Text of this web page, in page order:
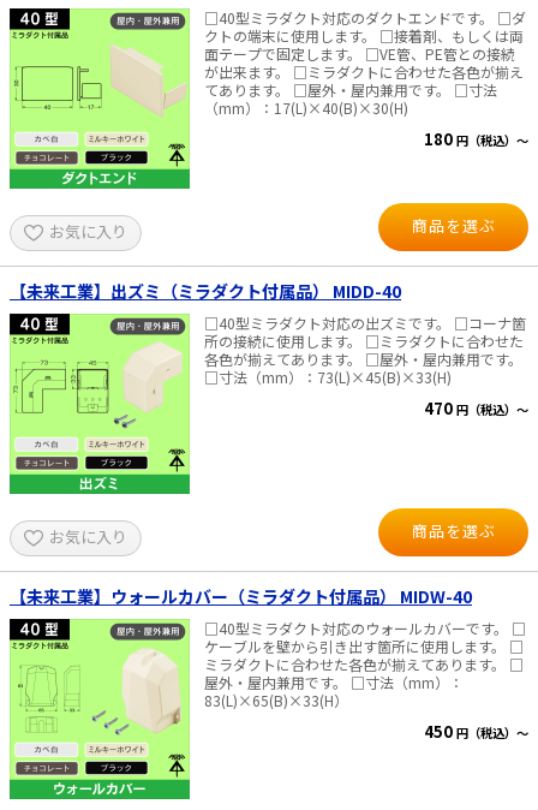
□40型ミラダクト対応のダクトエンドです。 □ダ
クトの端末に使用します。 □接着剤、もしくは両
面テープで固定します。 □VE管、PE管との接続
が出来ます。 □ミラダクトに合わせた各色が揃え
てあります。 □屋外・屋内兼用です。 □寸法
（mm）：17(L)×40(B)×30(H)
180 円（税込）～
お気に入り 商品を選ぶ
【未来工業】出ズミ（ミラダクト付属品） MIDD-40
□40型ミラダクト対応の出ズミです。 □コーナ箇
所の接続に使用します。 □ミラダクトに合わせた
各色が揃えてあります。 □屋外・屋内兼用です。
□寸法（mm）：73(L)×45(B)×33(H)
470 円（税込）～
お気に入り 商品を選ぶ
【未来工業】ウォールカバー（ミラダクト付属品） MIDW-40
□40型ミラダクト対応のウォールカバーです。 □
ケーブルを壁から引き出す箇所に使用します。 □
ミラダクトに合わせた各色が揃えてあります。 □
屋外・屋内兼用です。 □寸法（mm）：
83(L)×65(B)×33(H）
450 円（税込）～